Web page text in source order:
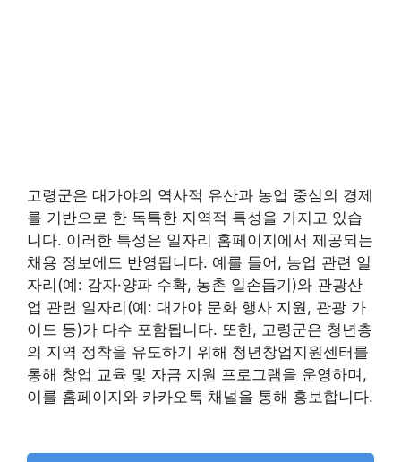
고령군은 대가야의 역사적 유산과 농업 중심의 경제
를 기반으로 한 독특한 지역적 특성을 가지고 있습
니다. 이러한 특성은 일자리 홈페이지에서 제공되는
채용 정보에도 반영됩니다. 예를 들어, 농업 관련 일
자리(예: 감자·양파 수확, 농촌 일손돕기)와 관광산
업 관련 일자리(예: 대가야 문화 행사 지원, 관광 가
이드 등)가 다수 포함됩니다. 또한, 고령군은 청년층
의 지역 정착을 유도하기 위해 청년창업지원센터를
통해 창업 교육 및 자금 지원 프로그램을 운영하며,
이를 홈페이지와 카카오톡 채널을 통해 홍보합니다.